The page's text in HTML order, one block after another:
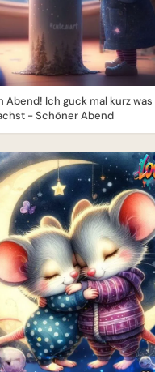
Abend! Ich guck mal kurz was
- Schöner Abend